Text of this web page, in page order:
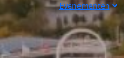
Evenementen